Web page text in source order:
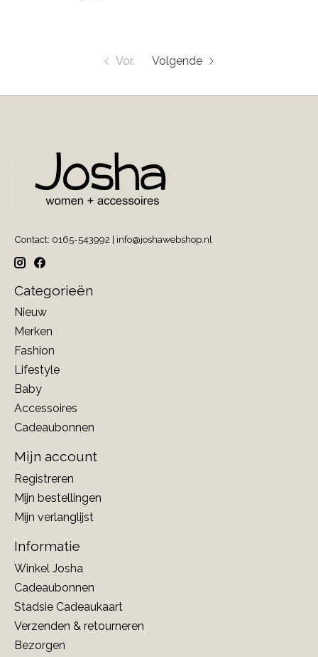
Vor. Volgende
Contact: 0165-543992 | info@joshawebshop.nl
Categorieën
Nieuw
Merken
Fashion
Lifestyle
Baby
Accessoires
Cadeaubonnen
Mijn account
Registreren
Mijn bestellingen
Mijn verlanglijst
Informatie
Winkel Josha
Cadeaubonnen
Stadsie Cadeaukaart
Verzenden & retourneren
Bezorgen